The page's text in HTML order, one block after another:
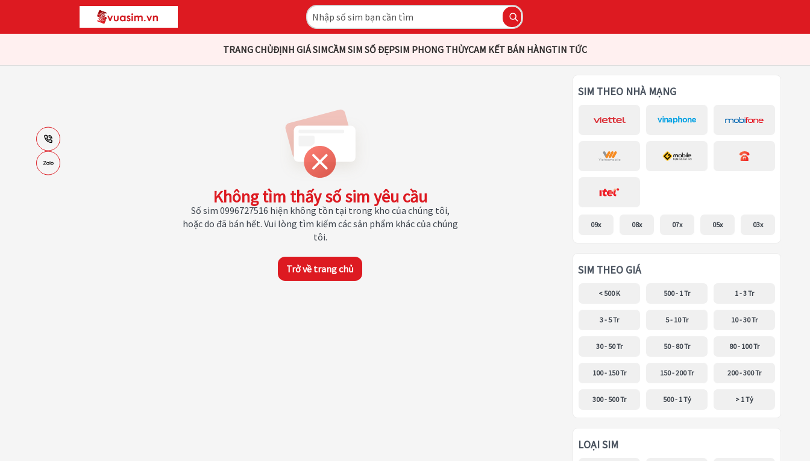
TRANG CHỦĐỊNH GIÁ SIMCẦM SIM SỐ ĐẸPSIM PHONG THỦYCAM KẾT BÁN HÀNGTIN TỨC
Không tìm thấy số sim yêu cầu
Số sim 0996727516 hiện không tồn tại trong kho của chúng tôi,
hoặc do đã bán hết. Vui lòng tìm kiếm các sản phẩm khác của chúng
tôi.
Trở về trang chủ
SIM THEO NHÀ MẠNG
09x 08x 07x 05x 03x
SIM THEO GIÁ
< 500 K 500 - 1 Tr 1 - 3 Tr
3 - 5 Tr 5 - 10 Tr 10 - 30 Tr
30 - 50 Tr 50 - 80 Tr 80 - 100 Tr
100 - 150 Tr 150 - 200 Tr 200 - 300 Tr
300 - 500 Tr 500 - 1 Tỷ > 1 Tỷ
LOẠI SIM